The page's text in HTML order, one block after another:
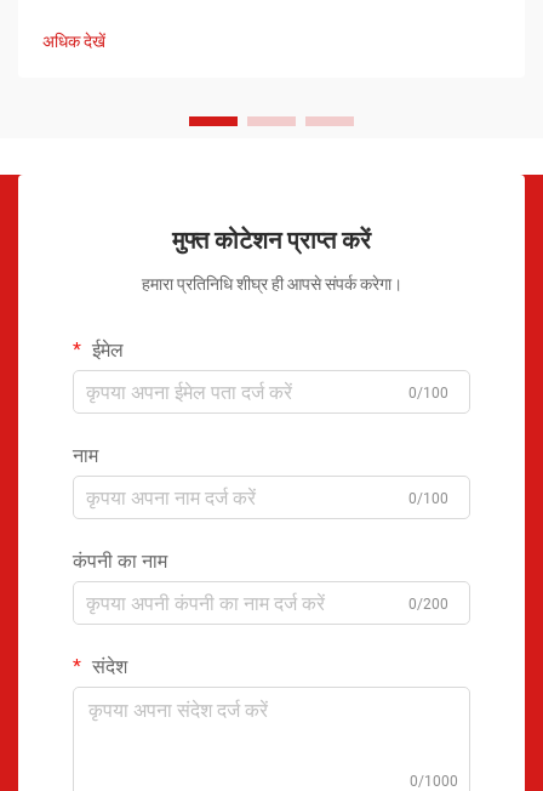
अधिक देखें
मुफ्त कोटेशन प्राप्त करें
हमारा प्रतिनिधि शीघ्र ही आपसे संपर्क करेगा।
ईमेल
0/100
नाम
0/100
कंपनी का नाम
0/200
संदेश
0/1000